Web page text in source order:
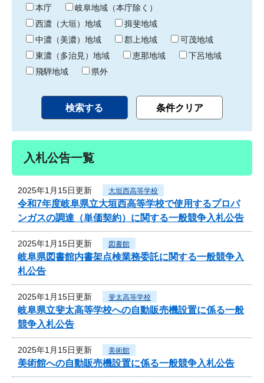
わ
り
本庁
岐阜地域（本庁除く）
西濃（大垣）地域
揖斐地域
中濃（美濃）地域
郡上地域
可茂地域
東濃（多治見）地域
恵那地域
下呂地域
飛騨地域
県外
入札公告一覧
2025年1月15日更新 大垣西高等学校
令和7年度岐阜県立大垣西高等学校で使用するプロパ
ンガスの調達（単価契約）に関する一般競争入札公告
2025年1月15日更新 図書館
岐阜県図書館内書架点検業務委託に関する一般競争入
札公告
2025年1月15日更新 斐太高等学校
岐阜県立斐太高等学校への自動販売機設置に係る一般
競争入札公告
2025年1月15日更新 美術館
美術館への自動販売機設置に係る一般競争入札公告